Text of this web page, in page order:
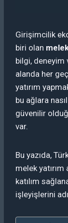
Girişimcilik
biri olan
bilgi, deneyim
alanda her
yatırım
bu ağlara
güvenilir
var.
Bu yazıda,
melek yatırım
katılım
işleyişlerini